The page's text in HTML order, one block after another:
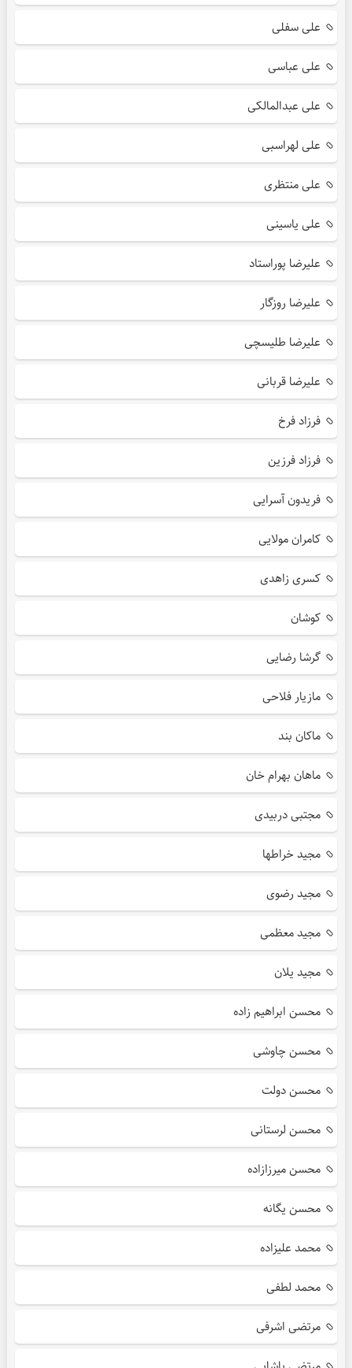
علی سفلی
علی عباسی
علی عبدالمالکی
علی لهراسبی
علی منتظری
علی یاسینی
علیرضا پوراستاد
علیرضا روزگار
علیرضا طلیسچی
علیرضا قربانی
فرزاد فرخ
فرزاد فرزین
فریدون آسرایی
کامران مولایی
کسری زاهدی
کوشان
گرشا رضایی
مازیار فلاحی
ماکان بند
ماهان بهرام خان
مجتبی دربیدی
مجید خراطها
مجید رضوی
مجید معظمی
مجید یلان
محسن ابراهیم زاده
محسن چاوشی
محسن دولت
محسن لرستانی
محسن میرزازاده
محسن یگانه
محمد علیزاده
محمد لطفی
مرتضی اشرفی